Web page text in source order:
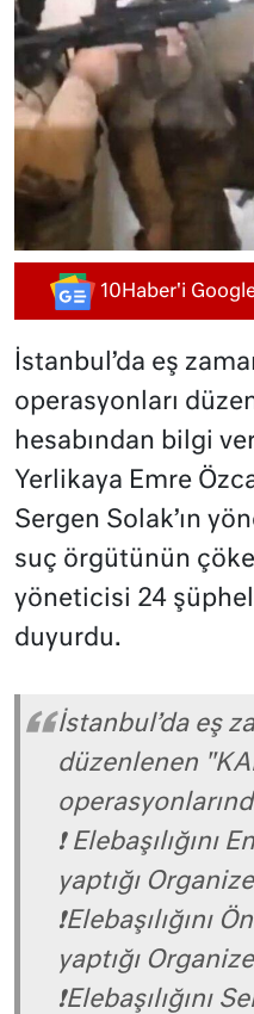
10Haber'i
İstanbul’da eş
operasyonları
hesabından bilgi
Yerlikaya Emre
Sergen Solak’ın
suç örgütünün
yöneticisi 24
duyurdu.
İstanbul’da eş
düzenlenen
❗️ Elebaşılığını
yaptığı
❗️Elebaşılığını
yaptığı
❗️Elebaşılığını